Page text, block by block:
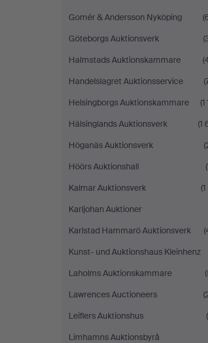
Gomér & Andersson Nyköping
Göteborgs Auktionsverk
Halmstads Auktionskammare
Handelslagret Auktionsservice
Helsingborgs Auktionskammare
(1
Hälsinglands Auktionsverk
(1
Höganäs Auktionsverk
Höörs Auktionshall
Kalmar Auktionsverk
(1
Karljohan Auktioner
Karlstad Hammarö Auktionsverk
Kunst- und Auktionshaus Kleinhenz
Laholms Auktionskammare
Lawrences Auctioneers
Leiflers Auktionshus
Limhamns Auktionsbyrå